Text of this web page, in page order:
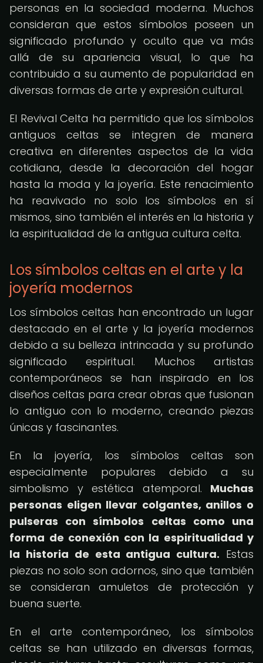
personas en la sociedad moderna. Muchos
consideran que estos símbolos poseen un
significado profundo y oculto que va más
allá de su apariencia visual, lo que ha
contribuido a su aumento de popularidad en
diversas formas de arte y expresión cultural.
El Revival Celta ha permitido que los símbolos
antiguos celtas se integren de manera
creativa en diferentes aspectos de la vida
cotidiana, desde la decoración del hogar
hasta la moda y la joyería. Este renacimiento
ha reavivado no solo los símbolos en sí
mismos, sino también el interés en la historia y
la espiritualidad de la antigua cultura celta.
Los símbolos celtas en el arte y la
joyería modernos
Los símbolos celtas han encontrado un lugar
destacado en el arte y la joyería modernos
debido a su belleza intrincada y su profundo
significado espiritual. Muchos artistas
contemporáneos se han inspirado en los
diseños celtas para crear obras que fusionan
lo antiguo con lo moderno, creando piezas
únicas y fascinantes.
En la joyería, los símbolos celtas son
especialmente populares debido a su
simbolismo y estética atemporal. Muchas
personas eligen llevar colgantes, anillos o
pulseras con símbolos celtas como una
forma de conexión con la espiritualidad y
la historia de esta antigua cultura. Estas
piezas no solo son adornos, sino que también
se consideran amuletos de protección y
buena suerte.
En el arte contemporáneo, los símbolos
celtas se han utilizado en diversas formas,